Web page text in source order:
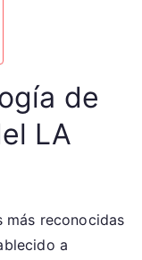
de
LA
más reconocidas
a